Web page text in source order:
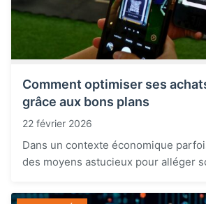
Comment optimiser ses
grâce aux bons plans
22 février 2026
Dans un contexte économique
des moyens astucieux pour alléger